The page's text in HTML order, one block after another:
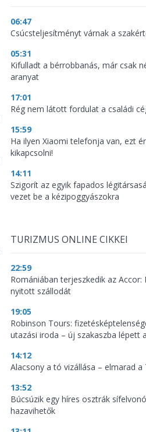
06:47
Csúcsteljesítményt várnak a
05:31
Kifulladt a bérrobbanás, már csak
aranyat
17:01
Rég nem látott fordulat a családi
15:59
Ha ilyen Xiaomi telefonja van, ezt
kikapcsolni!
14:11
Szigorít az egyik fapados
vezet be a kézipoggyászokra
TURIZMUS ONLINE CIKKEI
22:59
Romániában terjeszkedik az Accor:
nyitott szállodát
19:05
Robinson Tours:
utazási iroda – új szakaszba lépett
14:12
Alacsony a tó vizállása – elmarad a
13:52
Búcsúzik egy híres osztrák
hazavihetők